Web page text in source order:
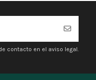
contacto en el aviso legal.